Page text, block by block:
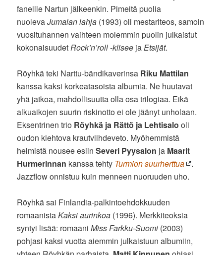
faneille Nartun jälkeenkin. Pimeitä puolia
nuolevaJumalan lahja (1993) oli mestariteos, samoin
vuosituhannen vaihteen molemmin puolin julkaistut
kokonaisuudetRock’n’roll -klisee jaEtsijät.
Röyhkä teki Narttu-bändikaverinsa Riku Mattilan
kanssa kaksi korkeatasoista albumia. Ne huutavat
yhä jatkoa, mahdollisuutta olla osa trilogiaa. Eikä
alkuaikojen suurin riskinotto ei ole jäänyt unholaan.
Eksentrinen trio Röyhkä ja Rättö ja Lehtisalo oli
oudon kiehtova krautviihdeveto. Myöhemmistä
helmistä nousee esiinSeveri Pyysalon ja Maarit
Hurmerinnan kanssa tehty Turmion suurherttua
.
Jazzflow onnistuu kuin menneen nuoruuden uho.
Röyhkä sai Finlandia-palkintoehdokkuuden
romaanistaKaksi aurinkoa (1996). Merkkiteoksia
syntyi lisää: romaaniMiss Farkku-Suomi (2003)
pohjasi kaksi vuotta aiemmin julkaistuun albumiin,